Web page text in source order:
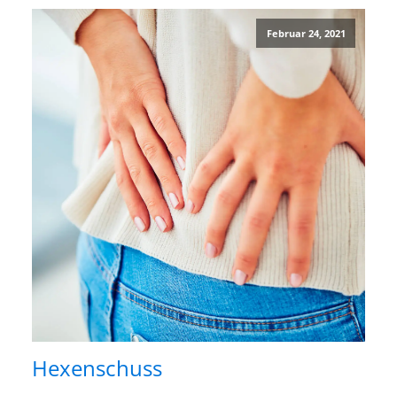
Februar 24, 2021
Hexenschuss